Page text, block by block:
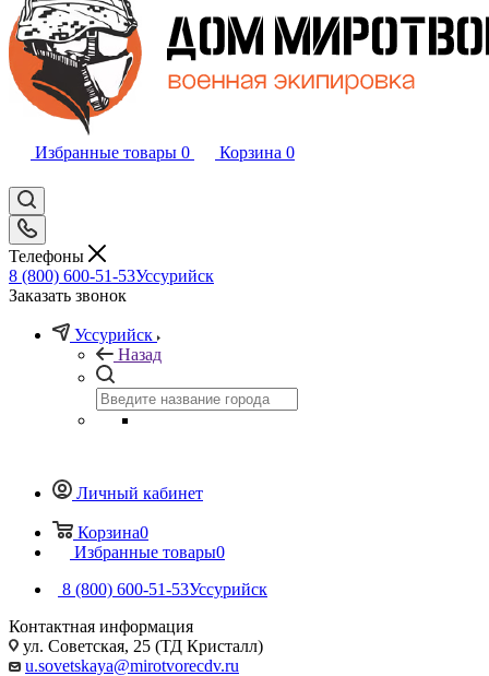
Избранные товары 0 Корзина 0
Телефоны
8 (800) 600-51-53Уссурийск
Заказать звонок
Уссурийск
Назад
Личный кабинет
Корзина0
Избранные товары0
8 (800) 600-51-53Уссурийск
Контактная информация
ул. Советская, 25 (ТД Кристалл)
u.sovetskaya@mirotvorecdv.ru